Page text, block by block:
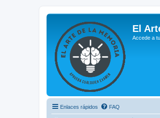
El
Accede a
Enlaces rápidos FAQ